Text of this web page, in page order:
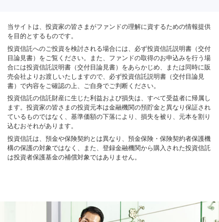
当サイトは、投資家の皆さまがファンドの理解に資するための情報提供
を目的とするものです。
投資信託へのご投資を検討される場合には、必ず投資信託説明書（交付
目論見書）をご覧ください。また、ファンドの取得のお申込みを行う場
合には投資信託説明書（交付目論見書）をあらかじめ、または同時に販
売会社よりお渡しいたしますので、必ず投資信託説明書（交付目論見
書）で内容をご確認の上、ご自身でご判断ください。
投資信託の信託財産に生じた利益および損失は、すべて受益者に帰属し
ます。投資家の皆さまの投資元本は金融機関の預貯金と異なり保証され
ているものではなく、基準価額の下落により、損失を被り、元本を割り
込むおそれがあります。
投資信託は、預金や保険契約とは異なり、預金保険・保険契約者保護機
構の保護の対象ではなく、また、登録金融機関から購入された投資信託
は投資者保護基金の補償対象ではありません。